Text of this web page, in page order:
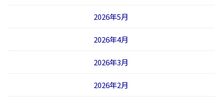
2026年5月
2026年4月
2026年3月
2026年2月